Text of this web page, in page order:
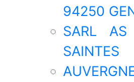
94250
SARL
SAINTES